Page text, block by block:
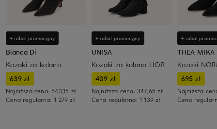
+ rabat promocyjny
Bianca Di
Kozaki za kolano
639 zł
Najniższa cena: 543,15 zł
Cena regularna:1 279 zł
+ rabat promocyjny
UNISA
Kozaki za kolano LIOR
409 zł
Najniższa cena: 347,65 zł
Cena regularna: 1 139 zł
+ rabat
THEA MIKA
Kozaki
695 zł
Najniższa
Cena